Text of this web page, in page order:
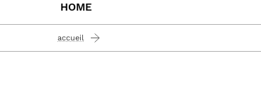
HOME
accueil